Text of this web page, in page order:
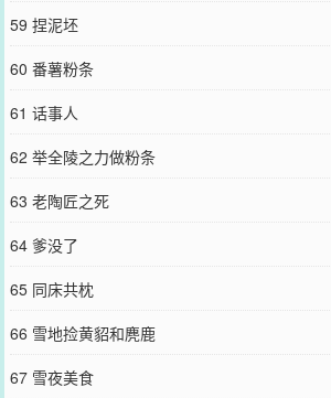
59 捏泥坯
60 番薯粉条
61 话事人
62 举全陵之力做粉条
63 老陶匠之死
64 爹没了
65 同床共枕
66 雪地捡黄貂和麂鹿
67 雪夜美食